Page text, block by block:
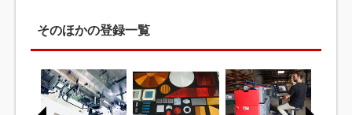
そのほかの登録一覧